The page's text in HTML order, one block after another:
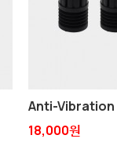
Anti-Vibration
18,000원